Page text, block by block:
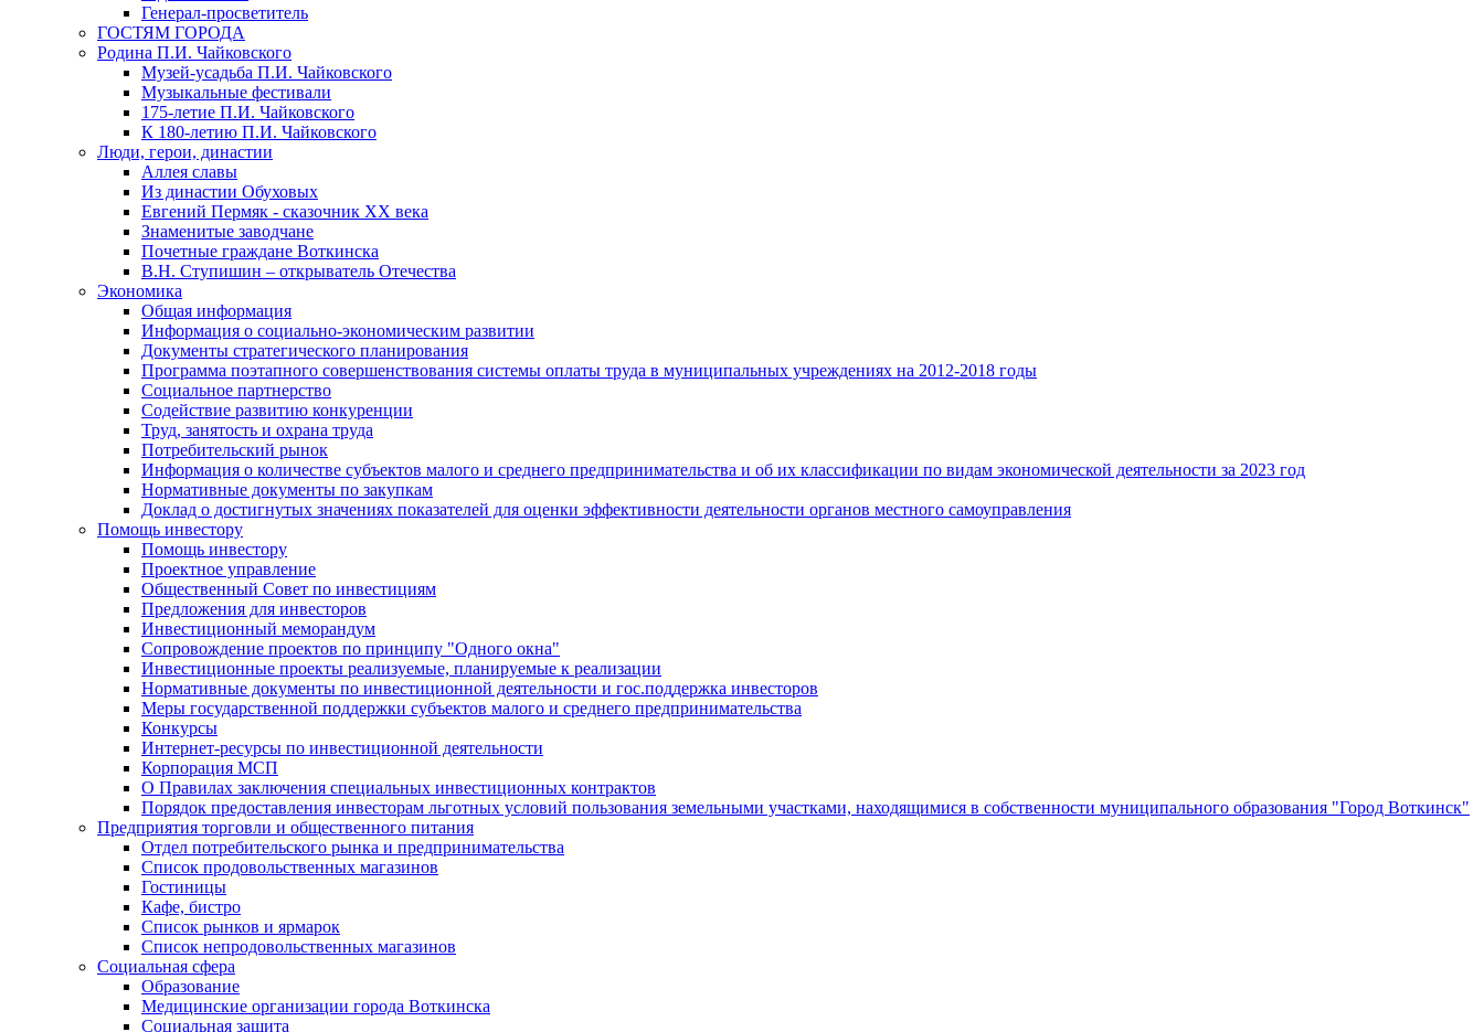
Генерал-просветитель
ГОСТЯМ ГОРОДА
Родина П.И. Чайковского
Музей-усадьба П.И. Чайковского
Музыкальные фестивали
175-летие П.И. Чайковского
К 180-летию П.И. Чайковского
Люди, герои, династии
Аллея славы
Из династии Обуховых
Евгений Пермяк - сказочник XX века
Знаменитые заводчане
Почетные граждане Воткинска
В.Н. Ступишин – открыватель Отечества
Экономика
Общая информация
Информация о социально-экономическим развитии
Документы стратегического планирования
Программа поэтапного совершенствования системы оплаты труда в муниципальных учреждениях на 2012-2018 годы
Социальное партнерство
Содействие развитию конкуренции
Труд, занятость и охрана труда
Потребительский рынок
Информация о количестве субъектов малого и среднего предпринимательства и об их классификации по видам экономической деятельности за 2023 год
Нормативные документы по закупкам
Доклад о достигнутых значениях показателей для оценки эффективности деятельности органов местного самоуправления
Помощь инвестору
Помощь инвестору
Проектное управление
Общественный Совет по инвестициям
Предложения для инвесторов
Инвестиционный меморандум
Сопровождение проектов по принципу "Oдного окна"
Инвестиционные проекты реализуемые, планируемые к реализации
Нормативные документы по инвестиционной деятельности и гос.поддержка инвесторов
Меры государственной поддержки субъектов малого и среднего предпринимательства
Конкурсы
Интернет-ресурсы по инвестиционной деятельности
Корпорация МСП
О Правилах заключения специальных инвестиционных контрактов
Порядок предоставления инвесторам льготных условий пользования земельными участками, находящимися в собственности муниципального образования "Город Воткинск"
Предприятия торговли и общественного питания
Отдел потребительского рынка и предпринимательства
Список продовольственных магазинов
Гостиницы
Кафе, бистро
Cписок рынков и ярмарок
Список непродовольственных магазинов
Социальная сфера
Образование
Медицинские организации города Воткинска
Социальная защита